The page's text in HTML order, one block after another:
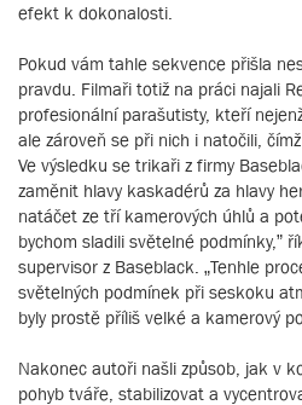
efekt k dokonalosti.
Pokud vám tahle sekvence přišla
pravdu. Filmaři totiž na práci najali
profesionální parašutisty, kteří
ale zároveň se při nich i natočili,
Ve výsledku se trikaři z firmy
zaměnit hlavy kaskadérů za hlavy
natáčet ze tří kamerových úhlů a
bychom sladili světelné podmínky,”
supervisor z Baseblack. „Tenhle
světelných podmínek při seskoku
byly prostě příliš velké a kamerový
Nakonec autoři našli způsob, jak v
pohyb tváře, stabilizovat a